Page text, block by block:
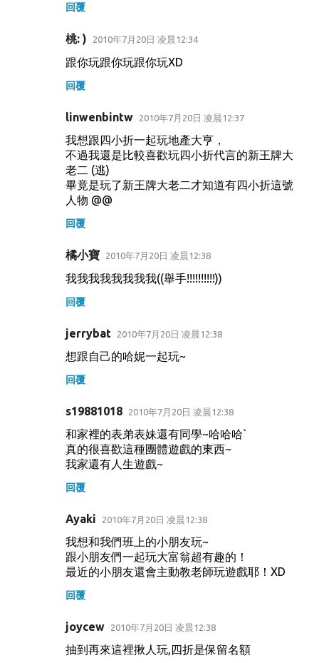
回覆
桃: ) 2010年7月20日 凌晨12:34
跟你玩跟你玩跟你玩XD
回覆
linwenbintw 2010年7月20日 凌晨12:37
我想跟四小折一起玩地產大亨，
不過我還是比較喜歡玩四小折代言的新王牌大
老二 (逃)
畢竟是玩了新王牌大老二才知道有四小折這號
人物 @@
回覆
橘小寶 2010年7月20日 凌晨12:38
我我我我我我我我((舉手!!!!!!!!!!))
回覆
jerrybat 2010年7月20日 凌晨12:38
想跟自己的哈妮一起玩~
回覆
s19881018 2010年7月20日 凌晨12:38
和家裡的表弟表妹還有同學~哈哈哈`
真的很喜歡這種團體遊戲的東西~
我家還有人生遊戲~
回覆
Ayaki 2010年7月20日 凌晨12:38
我想和我們班上的小朋友玩~
跟小朋友們一起玩大富翁超有趣的！
最近的小朋友還會主動教老師玩遊戲耶！XD
回覆
joycew 2010年7月20日 凌晨12:38
抽到再來這裡揪人玩,四折是保留名額